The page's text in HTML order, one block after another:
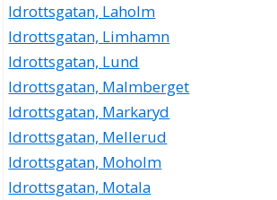
Idrottsgatan, Laholm
Idrottsgatan, Limhamn
Idrottsgatan, Lund
Idrottsgatan, Malmberget
Idrottsgatan, Markaryd
Idrottsgatan, Mellerud
Idrottsgatan, Moholm
Idrottsgatan, Motala